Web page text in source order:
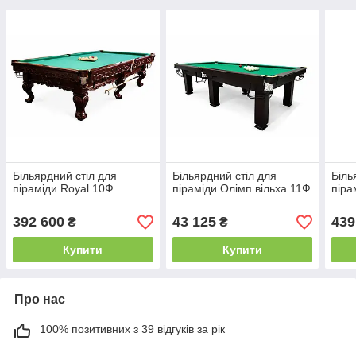
Більярдний стіл для
піраміди Royal 10Ф
392 600 ₴
Купити
Більярдний стіл для
піраміди Олімп вільха 11Ф
43 125₴
Купити
Про нас
100% позитивних з 39 відгуків за рік